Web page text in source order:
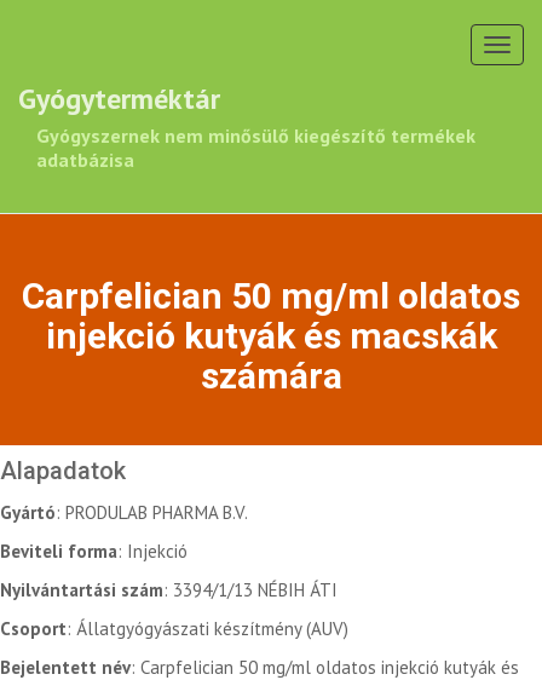
Gyógyterméktár
Gyógyszernek nem minősülő kiegészítő termékek
adatbázisa
Carpfelician 50 mg/ml oldatos
injekció kutyák és macskák
számára
Alapadatok
Gyártó: PRODULAB PHARMA B.V.
Beviteli forma: Injekció
Nyilvántartási szám: 3394/1/13 NÉBIH ÁTI
Csoport: Állatgyógyászati készítmény (AUV)
Bejelentett név: Carpfelician 50 mg/ml oldatos injekció kutyák és